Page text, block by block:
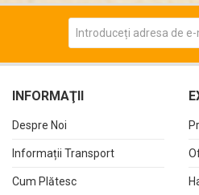
INFORMAŢII
Despre Noi
Informații Transport
Cum Plătesc